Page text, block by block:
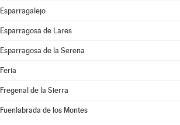
Esparragalejo
Esparragosa de Lares
Esparragosa de la Serena
Feria
Fregenal de la Sierra
Fuenlabrada de los Montes